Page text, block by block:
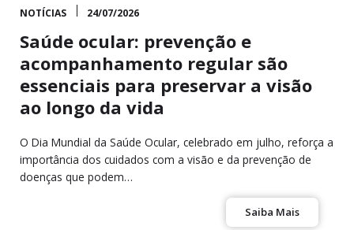
NOTÍCIAS 24/07/2026
Saúde ocular: prevenção e
acompanhamento regular são
essenciais para preservar a visão
ao longo da vida
O Dia Mundial da Saúde Ocular, celebrado em julho, reforça a
importância dos cuidados com a visão e da prevenção de
doenças que podem…
Saiba Mais